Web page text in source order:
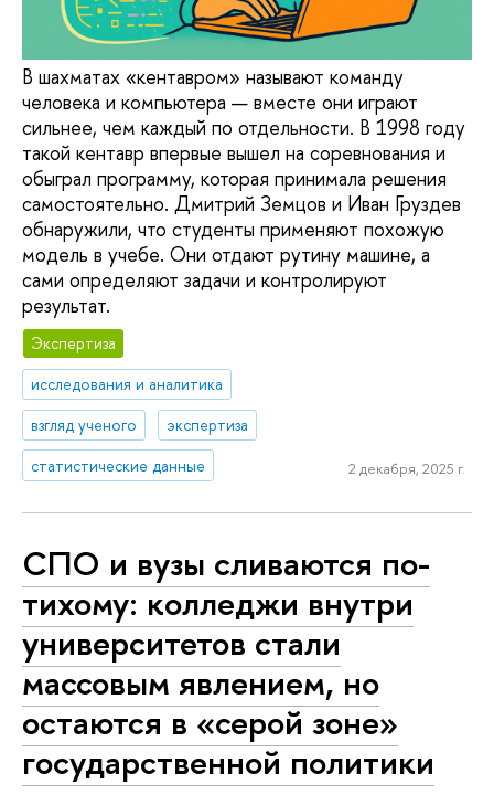
В шахматах «кентавром» называют команду
человека и компьютера — вместе они играют
сильнее, чем каждый по отдельности. В 1998 году
такой кентавр впервые вышел на соревнования и
обыграл программу, которая принимала решения
самостоятельно. Дмитрий Земцов и Иван Груздев
обнаружили, что студенты применяют похожую
модель в учебе. Они отдают рутину машине, а
сами определяют задачи и контролируют
результат.
Экспертиза
исследования и аналитика
взгляд ученого
экспертиза
статистические данные
2 декабря, 2025 г.
СПО и вузы сливаются по-
тихому: колледжи внутри
университетов стали
массовым явлением, но
остаются в «серой зоне»
государственной политики